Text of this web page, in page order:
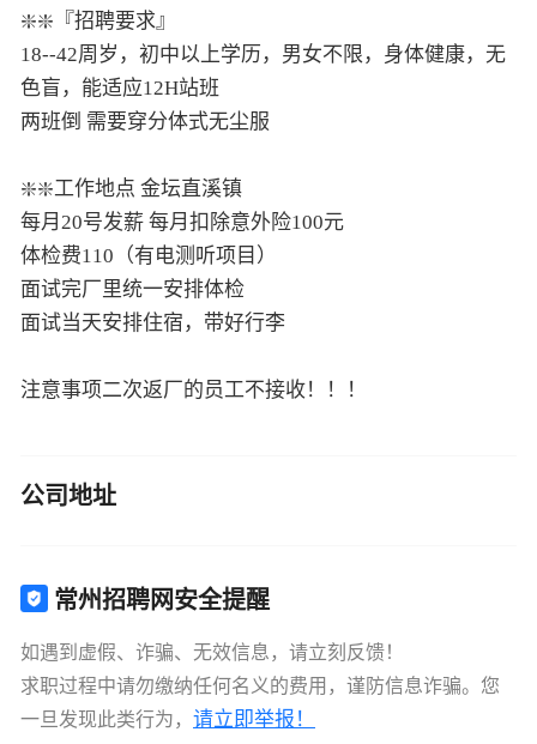
❇️❇️『招聘要求』
18--42周岁，初中以上学历，男女不限，身体健康，无
色盲，能适应12H站班
两班倒 需要穿分体式无尘服
❇️❇️工作地点 金坛直溪镇
每月20号发薪 每月扣除意外险100元
体检费110（有电测听项目）
面试完厂里统一安排体检
面试当天安排住宿，带好行李
注意事项二次返厂的员工不接收！！！
公司地址
常州招聘网安全提醒
如遇到虚假、诈骗、无效信息，请立刻反馈！
求职过程中请勿缴纳任何名义的费用，谨防信息诈骗。您
一旦发现此类行为， 请立即举报！